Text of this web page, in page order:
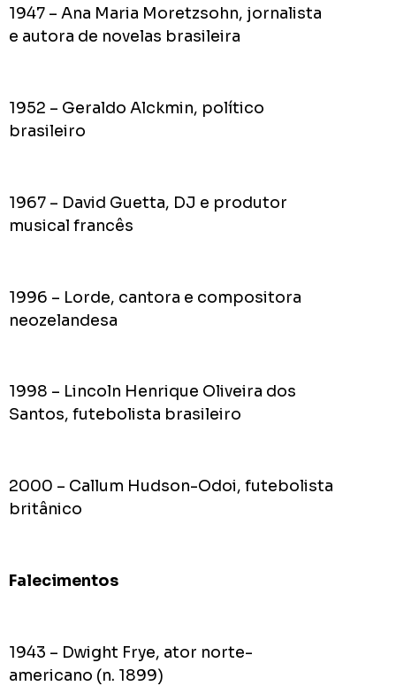
1947 – Ana Maria Moretzsohn, jornalista
e autora de novelas brasileira
1952 – Geraldo Alckmin, político
brasileiro
1967 – David Guetta, DJ e produtor
musical francês
1996 – Lorde, cantora e compositora
neozelandesa
1998 – Lincoln Henrique Oliveira dos
Santos, futebolista brasileiro
2000 – Callum Hudson-Odoi, futebolista
britânico
Falecimentos
1943 – Dwight Frye, ator norte-
americano (n. 1899)